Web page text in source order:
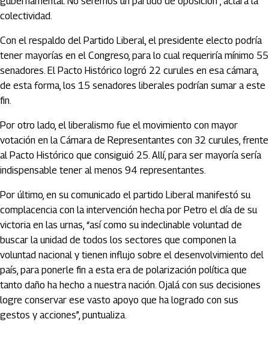
colectividad.
Con el respaldo del Partido Liberal, el presidente electo podría
tener mayorías en el Congreso, para lo cual requeriría mínimo 55
senadores. El Pacto Histórico logró 22 curules en esa cámara,
de esta forma, los 15 senadores liberales podrían sumar a este
fin.
Por otro lado, el liberalismo fue el movimiento con mayor
votación en la Cámara de Representantes con 32 curules, frente
al Pacto Histórico que consiguió 25. Allí, para ser mayoría sería
indispensable tener al menos 94 representantes.
Por último, en su comunicado el partido Liberal manifestó su
complacencia con la intervención hecha por Petro el día de su
victoria en las urnas, “así como su indeclinable voluntad de
buscar la unidad de todos los sectores que componen la
voluntad nacional y tienen influjo sobre el desenvolvimiento del
país, para ponerle fin a esta era de polarización política que
tanto daño ha hecho a nuestra nación. Ojalá con sus decisiones
logre conservar ese vasto apoyo que ha logrado con sus
gestos y acciones”, puntualiza.